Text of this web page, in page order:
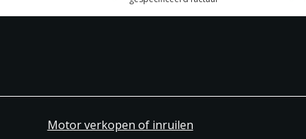
Motor verkopen of inruilen